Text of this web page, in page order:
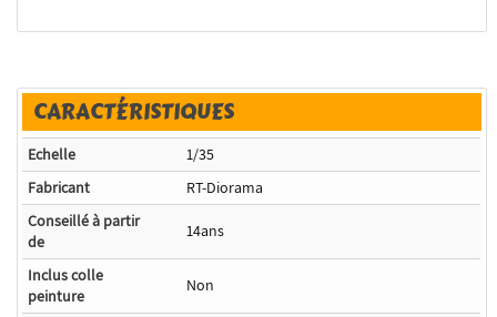
CARACTÉRISTIQUES
Echelle
1/35
Fabricant
RT-Diorama
Conseillé à partir
de
14ans
Inclus colle
peinture
Non